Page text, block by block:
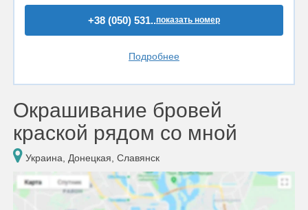
+38 (050) 531..показать номер
Подробнее
Окрашивание бровей
краской рядом со мной
Украина, Донецкая, Славянск